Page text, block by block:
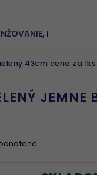
43cm cena za 1ks
JEMNE